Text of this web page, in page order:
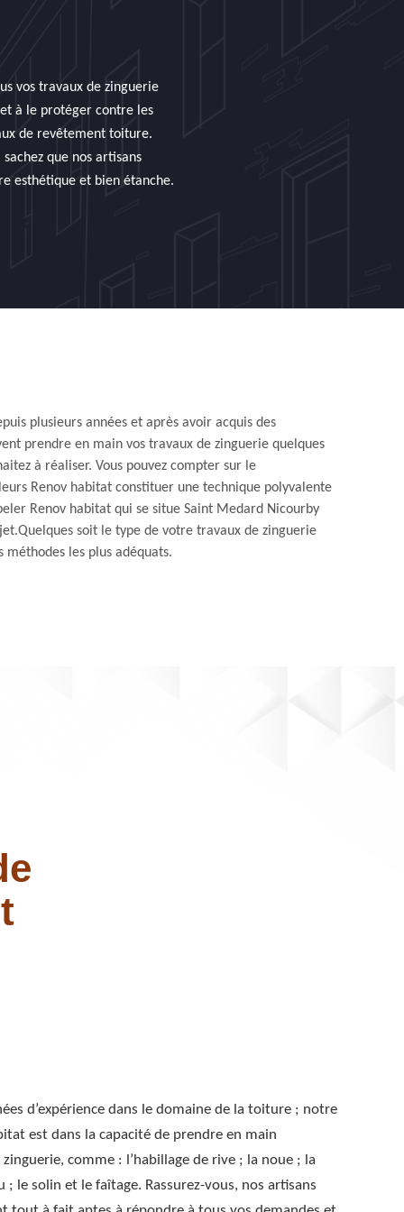
vos travaux de zinguerie
à le protéger contre les
de revêtement toiture.
que nos artisans
esthétique et bien étanche.
plusieurs années et après avoir acquis des
prendre en main vos travaux de zinguerie quelques
à réaliser. Vous pouvez compter sur le
Renov habitat constituer une technique polyvalente
Renov habitat qui se situe Saint Medard Nicourby
soit le type de votre travaux de zinguerie
les plus adéquats.
d’expérience dans le domaine de la toiture ; notre
est dans la capacité de prendre en main
comme : l’habillage de rive ; la noue ; la
; le solin et le faîtage. Rassurez-vous, nos artisans